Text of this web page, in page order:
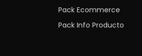
Pack Ecommerce
Pack Info Producto